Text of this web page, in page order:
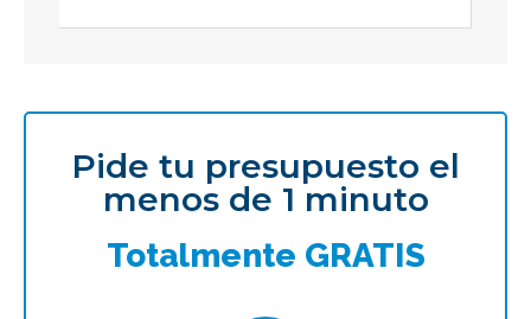
Pide tu presupuesto el
menos de 1 minuto
Totalmente GRATIS